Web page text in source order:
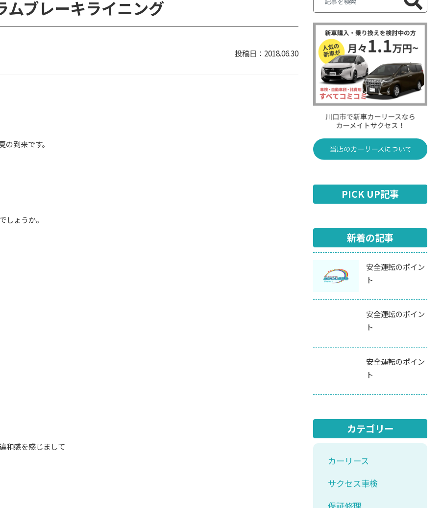
ブレーキライニング
2018.06.30
到来です。
しょうか。
和感を感じまして
PICK UP記事
新着の記事
安全運転のポイン
ト
安全運転のポイン
ト
安全運転のポイン
ト
カテゴリー
カーリース
サクセス車検